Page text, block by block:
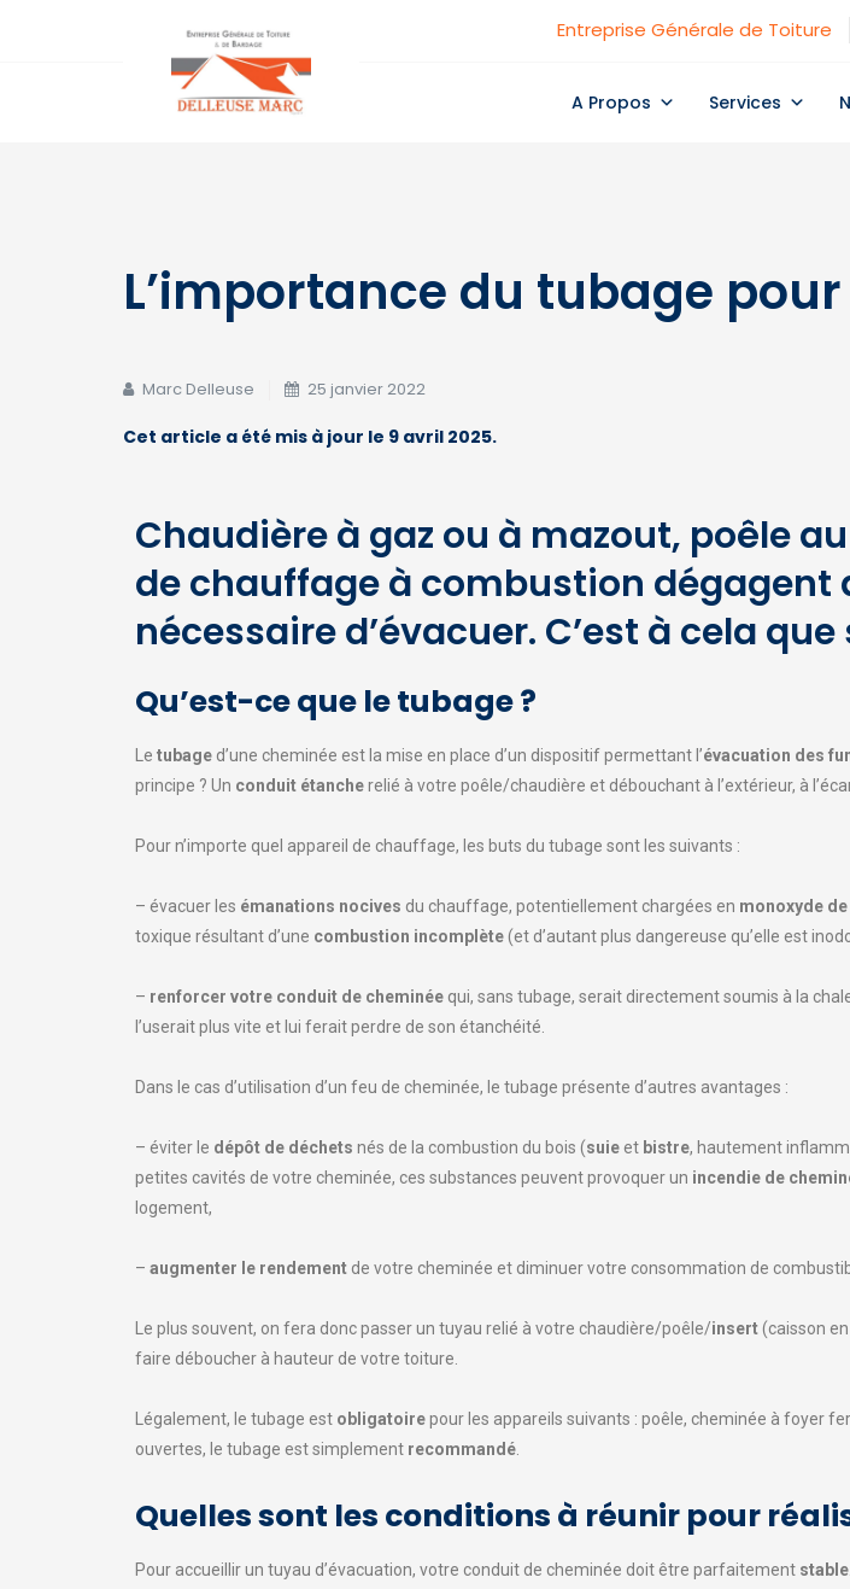
Entreprise Générale de Toiture
A Propos Services
L’importance du tubage
Marc Delleuse 25 janvier 2022
Cet article a été mis à jour le 9 avril 2025.
Chaudière à gaz ou à mazout, poêle
de chauffage à combustion dégagent
nécessaire d’évacuer. C’est à cela
Qu’est-ce que le tubage ?
Le tubage d’une cheminée est la mise en place d’un dispositif permettant l’évacuation des
principe ? Un conduit étancherelié à votre poêle/chaudière et débouchant à l’extérieur, à
Pour n’importe quel appareil de chauffage, les buts du tubage sont les suivants :
– évacuer les émanations nocives du chauffage, potentiellement chargées en monoxyde
toxique résultant d’une combustion incomplète(et d’autant plus dangereuse qu’elle est
– renforcer votre conduit de cheminée qui, sans tubage, serait directement soumis à la
l’userait plus vite et lui ferait perdre de son étanchéité.
Dans le cas d’utilisation d’un feu de cheminée, le tubage présente d’autres avantages :
– éviter le dépôt de déchets nés de la combustion du bois (suie et bistre, hautement
petites cavités de votre cheminée, ces substances peuvent provoquer un incendie de
logement,
– augmenter le rendement de votre cheminée et diminuer votre consommation de
Le plus souvent, on fera donc passer un tuyau relié à votre chaudière/poêle/insert(caisson
faire déboucher à hauteur de votre toiture.
Légalement, le tubage est obligatoirepour les appareils suivants : poêle, cheminée à foyer
ouvertes, le tubage est simplement recommandé
Quelles sont les conditions à réunir pour
Pour accueillir un tuyau d’évacuation, votre conduit de cheminée doit être parfaitement stable